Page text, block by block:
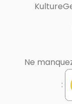
Ne
: